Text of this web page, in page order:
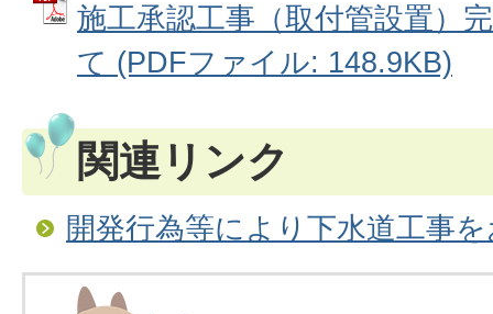
施工承認工事（取付管設置）
て (PDFファイル: 148.9KB)
関連リンク
開発行為等により下水道工事